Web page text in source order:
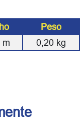
Peso
m 0,20 kg